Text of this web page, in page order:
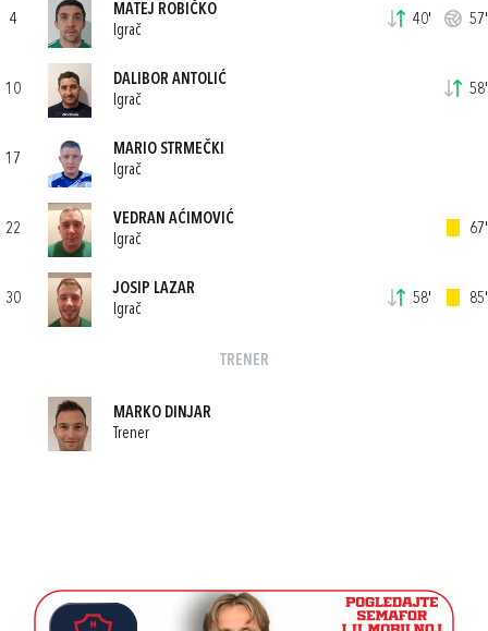
4
MATEJ ROBIČKO
Igrač
40' 57'
10
DALIBOR ANTOLIĆ
Igrač
58'
17
MARIO STRMEČKI
Igrač
22
VEDRAN AĆIMOVIĆ
Igrač
67'
30
JOSIP LAZAR
Igrač
58' 85'
TRENER
MARKO DINJAR
Trener